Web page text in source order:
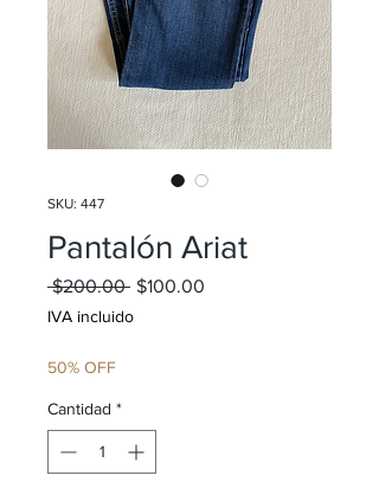
SKU: 447
Pantalón Ariat
$200.00 Precio
$100.00
IVA incluido
50% OFF
Cantidad *